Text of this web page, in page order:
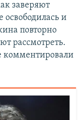
заверяют
и
повторно
рассмотреть.
комментировали